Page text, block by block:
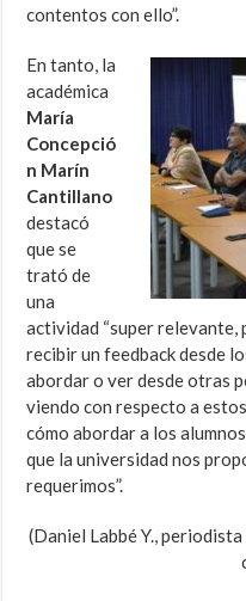
contentos con ello”.
En tanto, la
académica
María
Concepció
n Marín
Cantillano
destacó
que se
trató de
una
actividad “super relevante,
recibir un feedback desde
abordar o ver desde otras
viendo con respecto a
cómo abordar a los
que la universidad nos
requerimos”.
(Daniel Labbé Y.,